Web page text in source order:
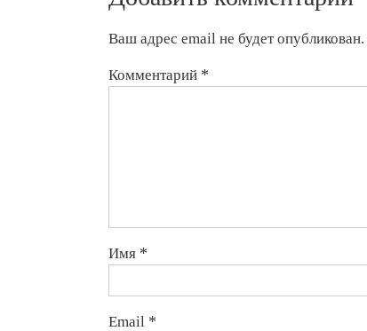
Ваш адрес email не будет опубликован.
Комментарий *
Имя *
Email *